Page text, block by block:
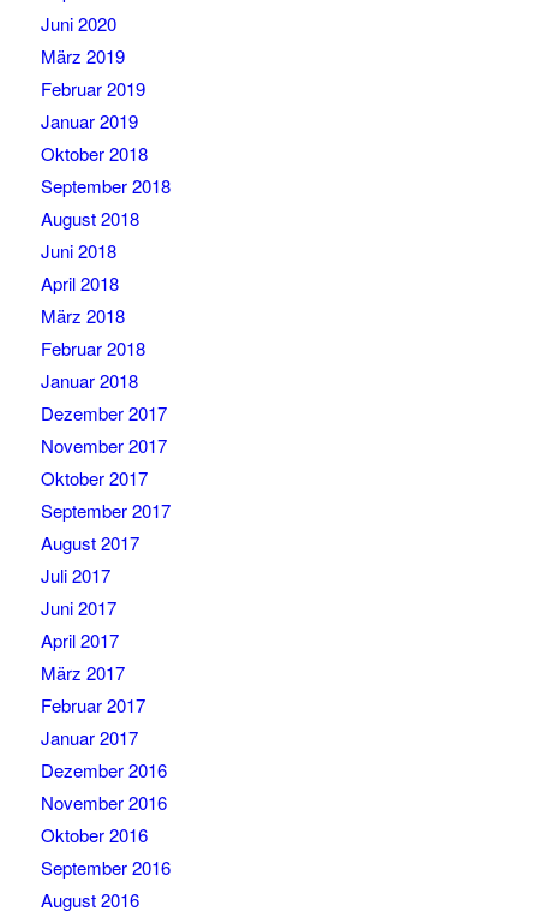
Juni 2020
März 2019
Februar 2019
Januar 2019
Oktober 2018
September 2018
August 2018
Juni 2018
April 2018
März 2018
Februar 2018
Januar 2018
Dezember 2017
November 2017
Oktober 2017
September 2017
August 2017
Juli 2017
Juni 2017
April 2017
März 2017
Februar 2017
Januar 2017
Dezember 2016
November 2016
Oktober 2016
September 2016
August 2016